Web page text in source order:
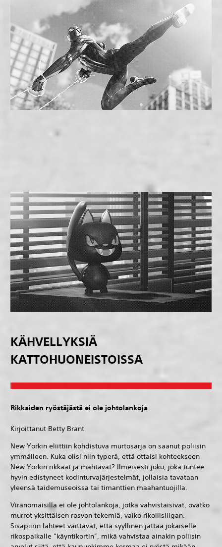
KÄHVELLYKSIÄ
KATTOHUONEISTOISSA
Rikkaiden ryöstäjästä ei ole johtolankoja
Kirjoittanut Betty Brant
New Yorkin eliittiin kohdistuva murtosarja on saanut poliisin
ymmälleen. Kuka olisi niin typerä, että ottaisi kohteekseen
New Yorkin rikkaat ja mahtavat? Ilmeisesti joku, joka tuntee
hyvin edistyneet kodinturvajärjestelmät, jollaisia tavataan
yleensä taidemuseoissa tai timanttien maahantuojilla.
Viranomaisilla ei ole johtolankoja, jotka vahvistaisivat, ovatko
murrot yksittäisen rosvon tekemiä, vaiko rikollisliigan.
Sisäpiirin lähteet väittävät, että syyllinen jättää jokaiselle
rikospaikalle ”käyntikortin”, mikä vahvistaa ainakin poliisin